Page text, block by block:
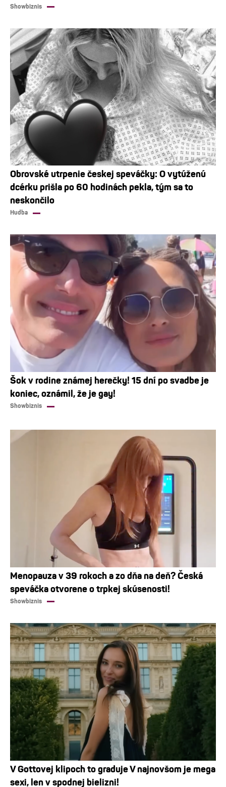
Showbiznis
Obrovské utrpenie českej speváčky: O vytúženú
dcérku prišla po 60 hodinách pekla, tým sa to
neskončilo
Hudba
Šok v rodine známej herečky! 15 dní po svadbe je
koniec, oznámil, že je gay!
Showbiznis
Menopauza v 39 rokoch a zo dňa na deň? Česká
speváčka otvorene o trpkej skúsenosti!
Showbiznis
V Gottovej klipoch to graduje V najnovšom je mega
sexi, len v spodnej bielizni!